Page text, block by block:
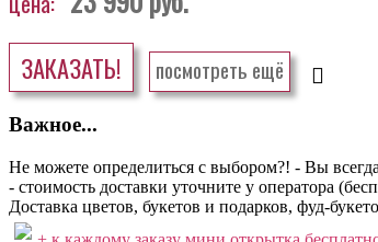
ЗАКАЗАТЬ! посмотреть ещё
Важное...
Не можете определиться с выбором?! - Вы
- стоимость доставки уточните у оператора
Доставка цветов, букетов и подарков, фуд-